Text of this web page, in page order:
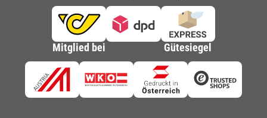
Mitglied bei Gütesiegel